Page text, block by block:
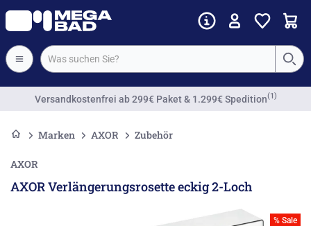
Versandkostenfrei ab 299€ Paket & 1.299€ Spedition(1)
Marken AXOR Zubehör
AXOR
AXOR Verlängerungsrosette eckig 2-Loch
% Sale